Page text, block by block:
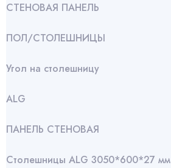
СТЕНОВАЯ ПАНЕЛЬ
ПОЛ/СТОЛЕШНИЦЫ
Угол на столешницу
АLG
ПАНЕЛЬ СТЕНОВАЯ
Столешницы ALG 3050*600*27 мм